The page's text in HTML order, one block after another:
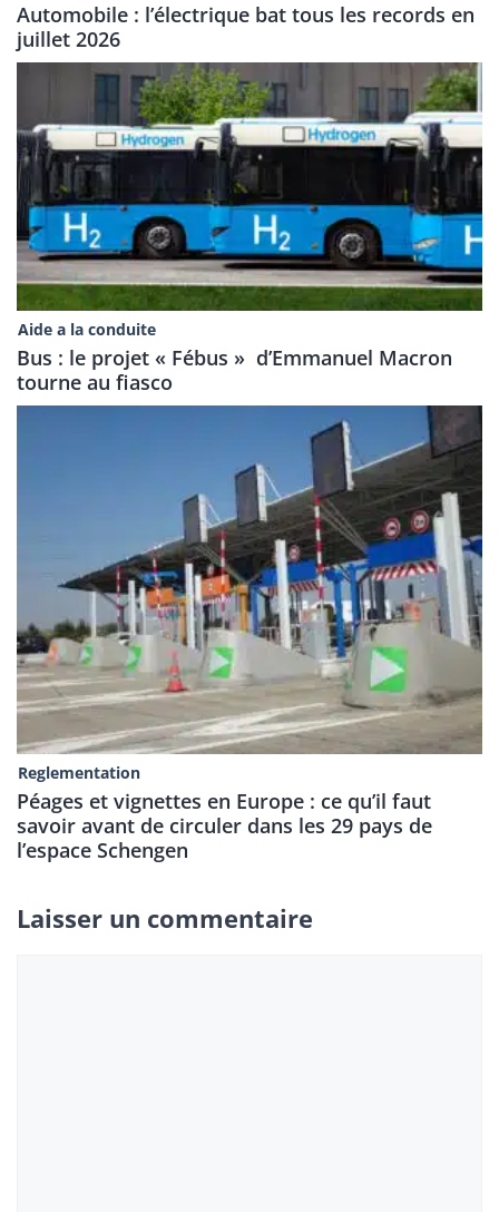
Automobile : l’électrique bat tous les records en
juillet 2026
Aide a la conduite
Bus : le projet « Fébus » d’Emmanuel Macron
tourne au fiasco
Reglementation
Péages et vignettes en Europe : ce qu’il faut
savoir avant de circuler dans les 29 pays de
l’espace Schengen
Laisser un commentaire